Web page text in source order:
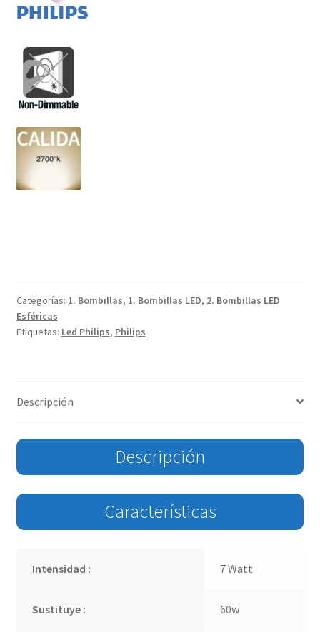
Categorías: 1. Bombillas, 1. Bombillas LED, 2. Bombillas LED
Esféricas
Etiquetas: Led Philips, Philips
Descripción
Descripción
Características
Intensidad : 7 Watt
Sustituye : 60w